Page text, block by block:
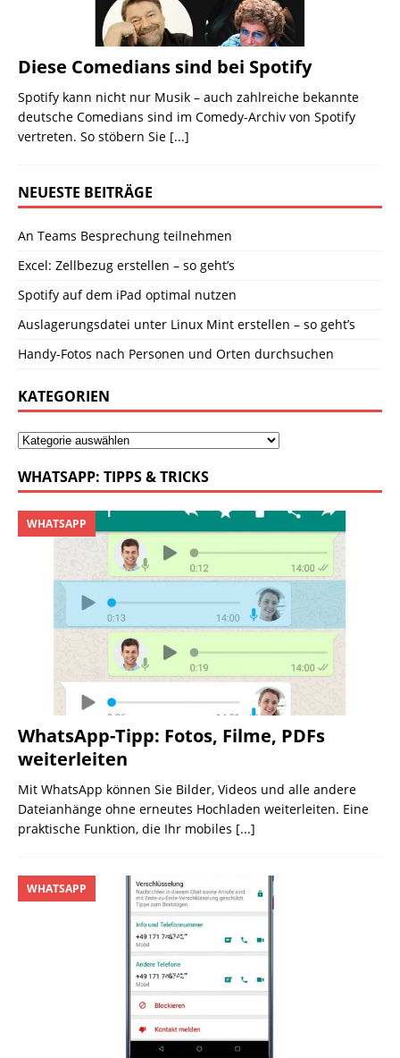
Diese Comedians sind bei Spotify
Spotify kann nicht nur Musik – auch zahlreiche bekannte
deutsche Comedians sind im Comedy-Archiv von Spotify
vertreten. So stöbern Sie [...]
NEUESTE BEITRÄGE
An Teams Besprechung teilnehmen
Excel: Zellbezug erstellen – so geht’s
Spotify auf dem iPad optimal nutzen
Auslagerungsdatei unter Linux Mint erstellen – so geht’s
Handy-Fotos nach Personen und Orten durchsuchen
KATEGORIEN
WHATSAPP: TIPPS & TRICKS
WhatsApp-Tipp: Fotos, Filme, PDFs
weiterleiten
WHATSAPP
Mit WhatsApp können Sie Bilder, Videos und alle andere
Dateianhänge ohne erneutes Hochladen weiterleiten. Eine
praktische Funktion, die Ihr mobiles [...]
WHATSAPP